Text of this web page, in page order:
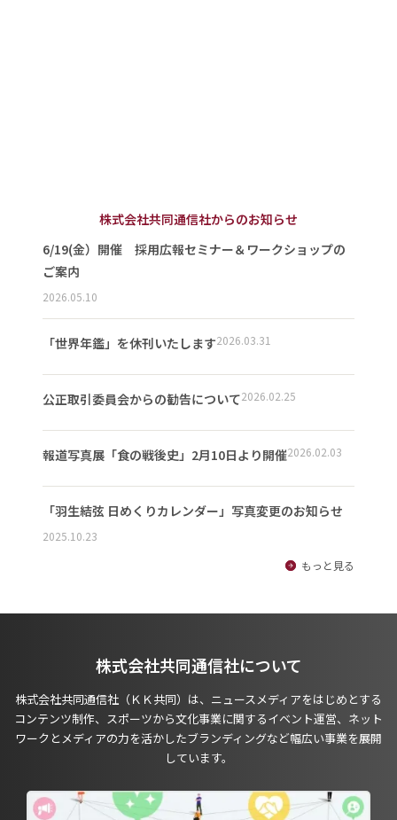
株式会社共同通信社からのお知らせ
6/19(金）開催 採用広報セミナー＆ワークショップの
ご案内
2026.05.10
「世界年鑑」を休刊いたします2026.03.31
公正取引委員会からの勧告について2026.02.25
報道写真展「食の戦後史」2月10日より開催2026.02.03
「羽生結弦 日めくりカレンダー」写真変更のお知らせ
2025.10.23
もっと見る
株式会社共同通信社について
株式会社共同通信社（ＫＫ共同）は、ニュースメディアをはじめとする
コンテンツ制作、スポーツから文化事業に関するイベント運営、ネット
ワークとメディアの力を活かしたブランディングなど幅広い事業を展開
しています。